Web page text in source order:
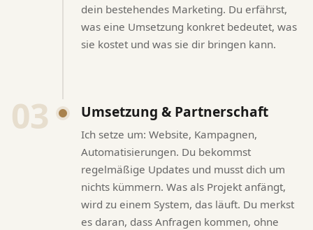
dein bestehendes Marketing. Du erfährst,
was eine Umsetzung konkret bedeutet, was
sie kostet und was sie dir bringen kann.
03 Umsetzung & Partnerschaft
Ich setze um: Website, Kampagnen,
Automatisierungen. Du bekommst
regelmäßige Updates und musst dich um
nichts kümmern. Was als Projekt anfängt,
wird zu einem System, das läuft. Du merkst
es daran, dass Anfragen kommen, ohne